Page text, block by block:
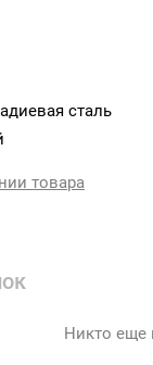
сталь
товара
Никто еще